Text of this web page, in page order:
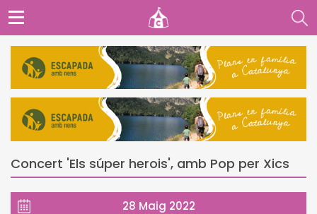
Concert 'Els súper herois', amb Pop per Xics
28 Maig 2022